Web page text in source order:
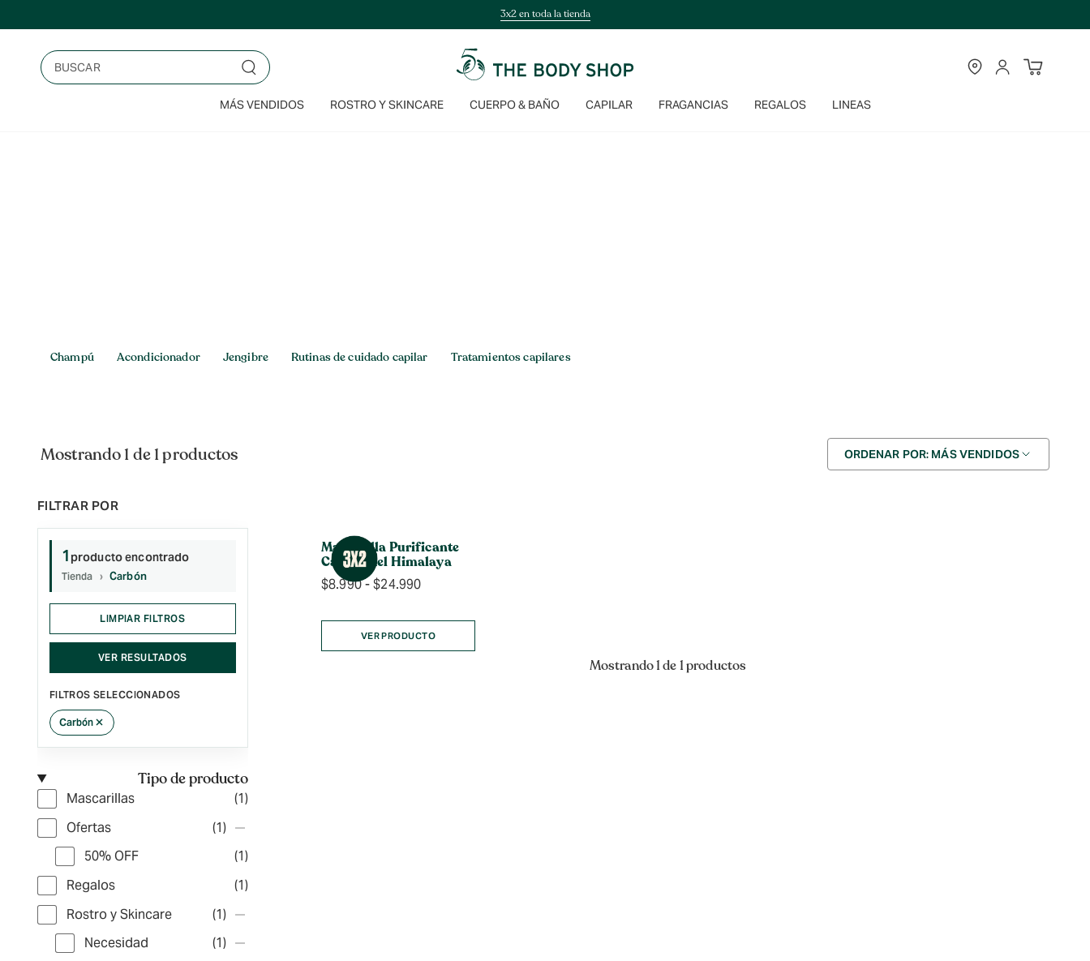
3x2 en toda la tienda
Buscar TIENDASCUENTA
MÁS VENDIDOS ROSTRO Y SKINCARE CUERPO & BAÑO CAPILAR FRAGANCIAS REGALOS LINEAS
Champú Acondicionador Jengibre Rutinas de cuidado capilar Tratamientos capilares
Mostrando 1 de 1 productos
Ordenar
ORDENAR POR: MÁS VENDIDOS
1 producto encontrado
Tienda Carbón
LIMPIAR FILTROS
VER RESULTADOS
FILTROS SELECCIONADOS
Carbón ×
Tipo de producto
Mascarillas
(1)
Ofertas
(1)
50% OFF
(1)
Regalos
(1)
Rostro y Skincare
(1)
Necesidad
(1)
Mascarilla Purificante
Carbón del Himalaya
$8.990- $24.990Rango
precios:
desde
$8.990
VER PRODUCTO
Mostrando 1 de 1 productos